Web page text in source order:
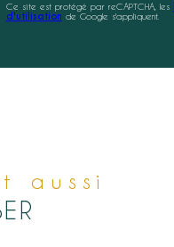
Ce site est protégé par reCAPTCHA, les
d'utilisation de Google s'appliquent.
aussi